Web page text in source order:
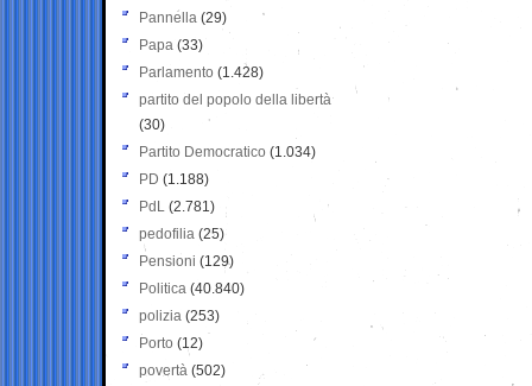
Pannella (29)
Papa (33)
Parlamento (1.428)
partito del popolo della libertà
(30)
Partito Democratico (1.034)
PD (1.188)
PdL (2.781)
pedofilia (25)
Pensioni (129)
Politica (40.840)
polizia (253)
Porto (12)
povertà (502)